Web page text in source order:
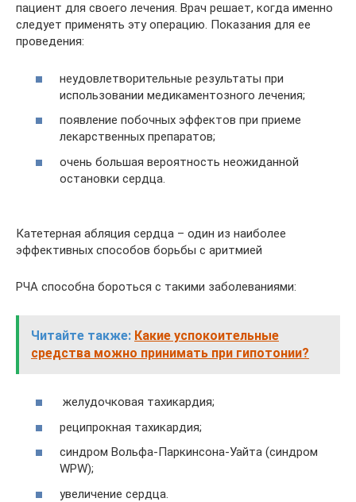
пациент для своего лечения. Врач решает, когда именно
следует применять эту операцию. Показания для ее
проведения:
неудовлетворительные результаты при
использовании медикаментозного лечения;
появление побочных эффектов при приеме
лекарственных препаратов;
очень большая вероятность неожиданной
остановки сердца.
Катетерная абляция сердца – один из наиболее
эффективных способов борьбы с аритмией
РЧА способна бороться с такими заболеваниями:
Читайте также: Какие успокоительные
средства можно принимать при гипотонии?
желудочковая тахикардия;
реципрокная тахикардия;
синдром Вольфа-Паркинсона-Уайта (синдром
WPW);
увеличение сердца.